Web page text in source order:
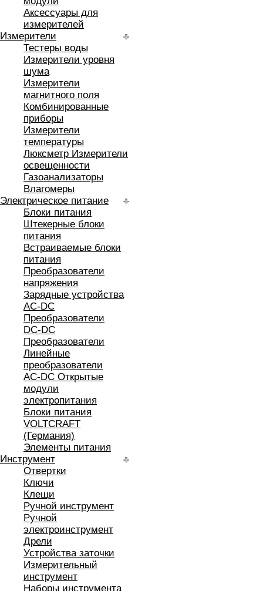
Аксессуары для
измерителей
Измерители
Тестеры воды
Измерители уровня
шума
Измерители
магнитного поля
Комбинированные
приборы
Измерители
температуры
Люксметр Измерители
освещенности
Газоанализаторы
Влагомеры
Электрическое питание
Блоки питания
Штекерные блоки
питания
Встраиваемые блоки
питания
Преобразователи
напряжения
Зарядные устройства
AC-DC
Преобразователи
DC-DC
Преобразователи
Линейные
преобразователи
AC-DC Открытые
модули
электропитания
Блоки питания
VOLTCRAFT
(Германия)
Элементы питания
Инструмент
Отвертки
Ключи
Клещи
Ручной инструмент
Ручной
электроинструмент
Дрели
Устройства заточки
Измерительный
инструмент
Наборы инструмента